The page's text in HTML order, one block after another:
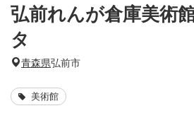
弘前れんが倉庫美術
タ
青森県弘前市
美術館